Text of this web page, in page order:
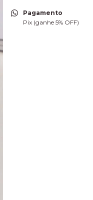
Pagamento
Pix (ganhe 5% OFF)